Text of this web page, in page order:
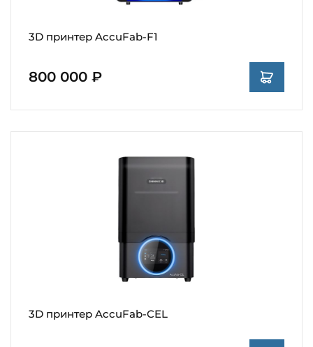
3D принтер AccuFab-F1
800 000 ₽
3D принтер AccuFab-CEL